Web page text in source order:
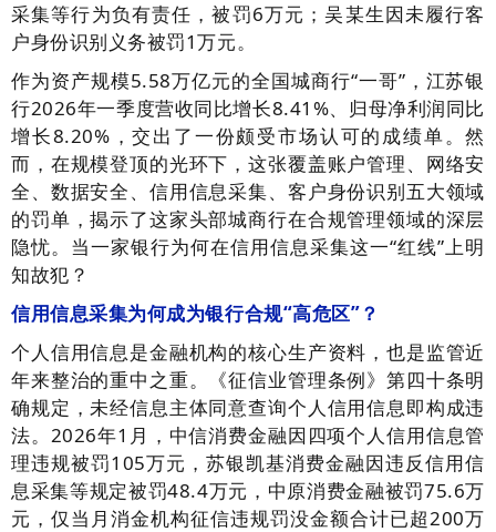
采集等行为负有责任，被罚6万元；吴某生因未履行客
户身份识别义务被罚1万元。
作为资产规模5.58万亿元的全国城商行“一哥”，江苏银
行2026年一季度营收同比增长8.41%、归母净利润同比
增长8.20%，交出了一份颇受市场认可的成绩单。然
而，在规模登顶的光环下，这张覆盖账户管理、网络安
全、数据安全、信用信息采集、客户身份识别五大领域
的罚单，揭示了这家头部城商行在合规管理领域的深层
隐忧。当一家银行为何在信用信息采集这一“红线”上明
知故犯？
信用信息采集为何成为银行合规“高危区”？
个人信用信息是金融机构的核心生产资料，也是监管近
年来整治的重中之重。《征信业管理条例》第四十条明
确规定，未经信息主体同意查询个人信用信息即构成违
法。2026年1月，中信消费金融因四项个人信用信息管
理违规被罚105万元，苏银凯基消费金融因违反信用信
息采集等规定被罚48.4万元，中原消费金融被罚75.6万
元，仅当月消金机构征信违规罚没金额合计已超200万